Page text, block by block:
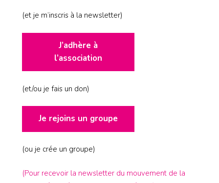
(et je m’inscris à la newsletter)
J’adhère à
l’association
(et/ou je fais un don)
Je rejoins un groupe
(ou je crée un groupe)
(Pour recevoir la newsletter du mouvement de la